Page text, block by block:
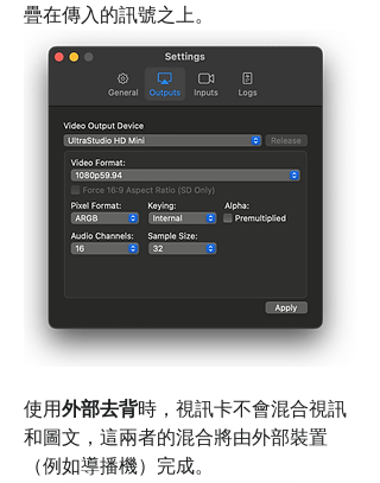
疊在傳入的訊號之上。
使用外部去背時，視訊卡不會混合視訊
和圖文，這兩者的混合將由外部裝置
（例如導播機）完成。